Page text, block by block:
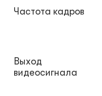
Частота кадров
Выход
видеосигнала